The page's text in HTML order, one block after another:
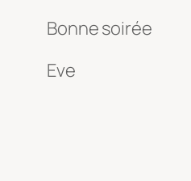
Bonne soirée
Eve